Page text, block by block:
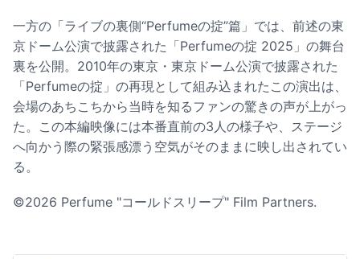
一方の「ライブの裏側“Perfumeの掟”篇」では、前述の東
京ドーム公演で披露された「Perfumeの掟 2025」の舞台
裏を公開。2010年の東京・東京ドーム公演で披露された
「Perfumeの掟」の再現として組み込まれたこの演出は、
会場のあちこちから当時を知るファンの驚きの声が上がっ
た。この本編映像には本番直前の3人の様子や、ステージ
へ向かう際の緊張感漂う空気がそのままに映し出されてい
る。
©︎2026 Perfume "コールドスリープ" Film Partners.